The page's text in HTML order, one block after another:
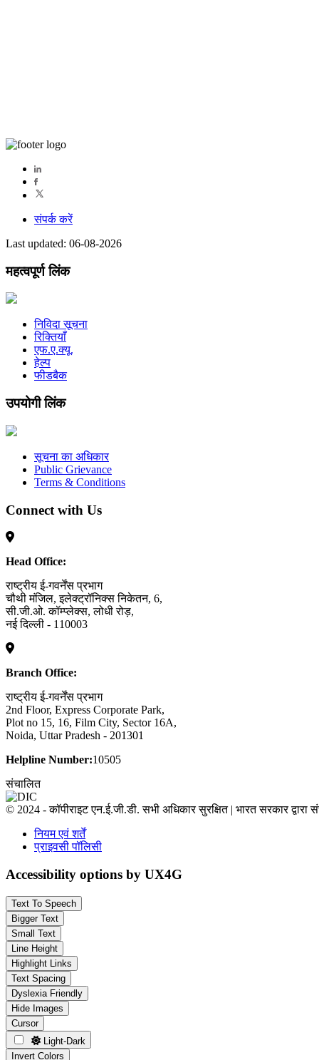
संपर्क करें
Last updated: 06-08-2026
महत्वपूर्ण लिंक
निविदा सूचना
रिक्तियाँ
एफ.ए.क्यू.
हेल्प
फीडबैक
उपयोगी लिंक
सूचना का अधिकार
Public Grievance
Terms & Conditions
Connect with Us
Head Office:
राष्ट्रीय ई-गवर्नेंस प्रभाग
चौथी मंजिल, इलेक्ट्रॉनिक्स निकेतन, 6,
सी.जी.ओ. कॉम्प्लेक्स, लोधी रोड़,
नई दिल्ली - 110003
Branch Office:
राष्ट्रीय ई-गवर्नेंस प्रभाग
2nd Floor, Express Corporate Park,
Plot no 15, 16, Film City, Sector 16A,
Noida, Uttar Pradesh - 201301
Helpline Number:10505
संचालित
© 2024 - कॉपीराइट एन.ई.जी.डी. सभी अधिकार सुरक्षित | भारत सरकार
नियम एवं शर्तें
प्राइवसी पॉलिसी
Accessibility options by UX4G
Text To Speech
Bigger Text
Small Text
Line Height
Highlight Links
Text Spacing
Dyslexia Friendly
Hide Images
Cursor
Light-Dark
Invert Colors